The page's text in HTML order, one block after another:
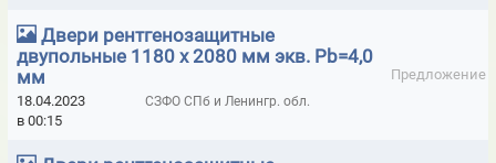
ГЕРМЕТИКИ ОТТО-CHEMIE
ГЕРМЕТИКИ ОТТО-ХИМИЯ
ГЕРМЕТИКИ ПЕНТЭЛАСТ
ГЕРМЕТИКИ ПРОТИВОПОЖАРНЫЕ
ГЕРМЕТИКИ, КЛЕЙ COSMOFEN
Двери рентгенозащитные
двупольные 1180 х 2080 мм экв. Pb=4,0
мм
Предложение
18.04.2023
в 00:15
СЗФО СПб и Ленингр. обл.